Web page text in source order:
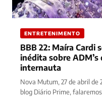
ENTRETENIMENTO
BBB 22: Maíra Cardi
inédita sobre
internauta
Nova Mutum, 27 de abril de
blog Diário Prime,